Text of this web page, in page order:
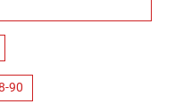
90